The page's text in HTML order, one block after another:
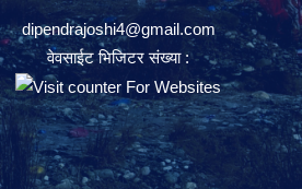
dipendrajoshi4@gmail.com
वेवसाईट भिजिटर संख्या :